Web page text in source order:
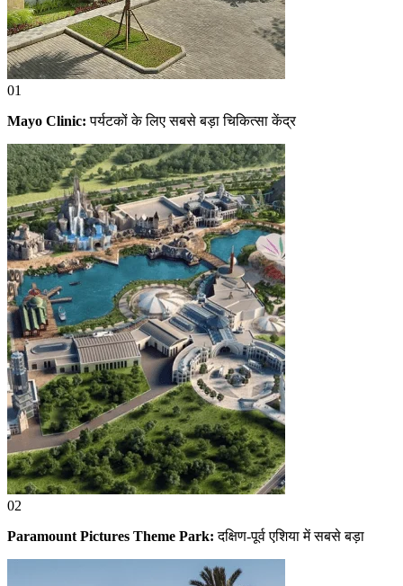
01
Mayo Clinic: पर्यटकों के लिए सबसे बड़ा चिकित्सा केंद्र
02
Paramount Pictures Theme Park: दक्षिण-पूर्व एशिया में सबसे बड़ा